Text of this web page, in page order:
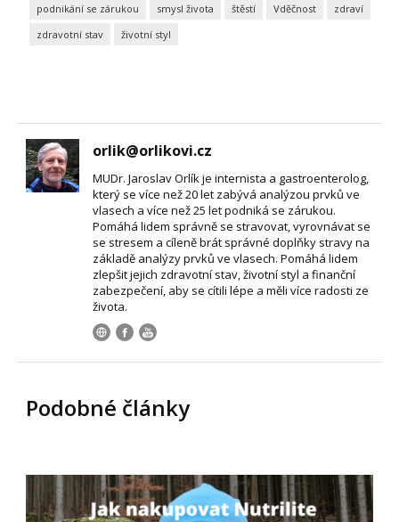
podnikání se zárukou
smysl života štěstí Vděčnost
zdraví
zdravotní stav
životní styl
orlik@orlikovi.cz
MUDr. Jaroslav Orlík je internista a gastroenterolog,
který se více než 20 let zabývá analýzou prvků ve
vlasech a více než 25 let podniká se zárukou.
Pomáhá lidem správně se stravovat, vyrovnávat se
se stresem a cíleně brát správné doplňky stravy na
základě analýzy prvků ve vlasech. Pomáhá lidem
zlepšit jejich zdravotní stav, životní styl a finanční
zabezpečení, aby se cítili lépe a měli více radosti ze
života.
Podobné články